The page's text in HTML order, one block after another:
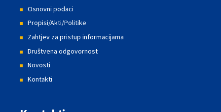
Osnovni podaci
Propisi/Akti/Politike
Zahtjev za pristup informacijama
Društvena odgovornost
Novosti
Kontakti